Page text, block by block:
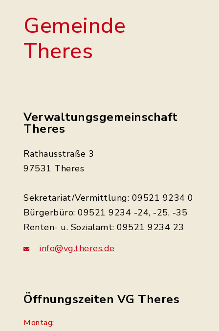
Gemeinde
Theres
Verwaltungsgemeinschaft
Theres
Rathausstraße 3
97531 Theres
Sekretariat/Vermittlung: 09521 9234 0
Bürgerbüro: 09521 9234 -24, -25, -35
Renten- u. Sozialamt: 09521 9234 23
info@vg.theres.de
Öffnungszeiten VG Theres
Montag: